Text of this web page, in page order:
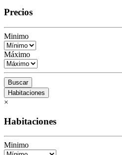
Precios
Minimo
Máximo
Buscar
Habitaciones
×
Habitaciones
Minimo